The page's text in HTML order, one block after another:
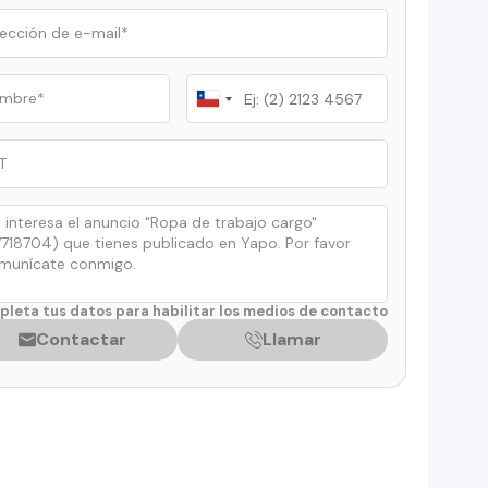
Chile
+56
tus datos para habilitar los medios de contacto
Contactar Llamar